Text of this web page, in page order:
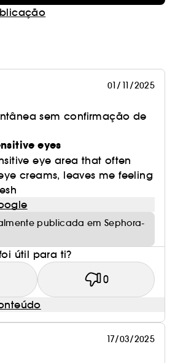
01/11/2025
sem confirmação de
eyes
eye area that often
creams, leaves me feeling
publicada em Sephora-
útil para ti?
0
17/03/2025